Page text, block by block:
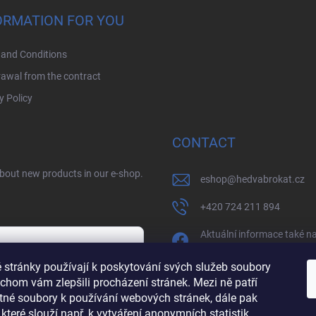
stránky používají k poskytování svých služeb soubory
vám zlepšili procházení stránek. Mezi ně patří
soubory k používání webových stránek, dále pak
FOR YOU
Conditions
from the contract
Policy
new products in our e-shop.
CONTACT
eshop@hedvabrokat.cz
+420 724 211 894
Aktuální informace také na
/BrokatHedva
hedva_cesky_brokat